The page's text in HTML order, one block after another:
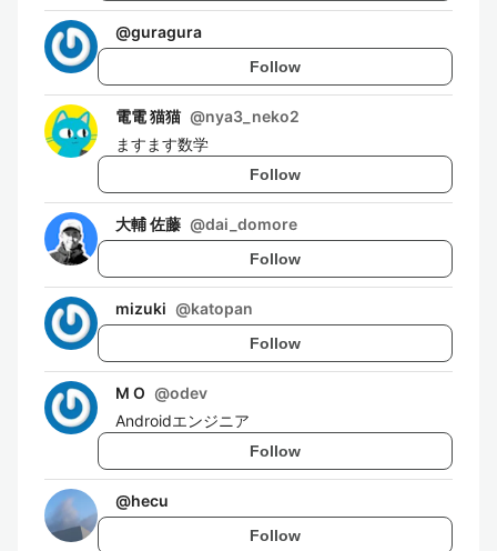
@guragura
Follow
電電 猫猫 @nya3_neko2
ますます数学
Follow
大輔 佐藤 @dai_domore
Follow
mizuki @katopan
Follow
M O @odev
Androidエンジニア
Follow
@hecu
Follow